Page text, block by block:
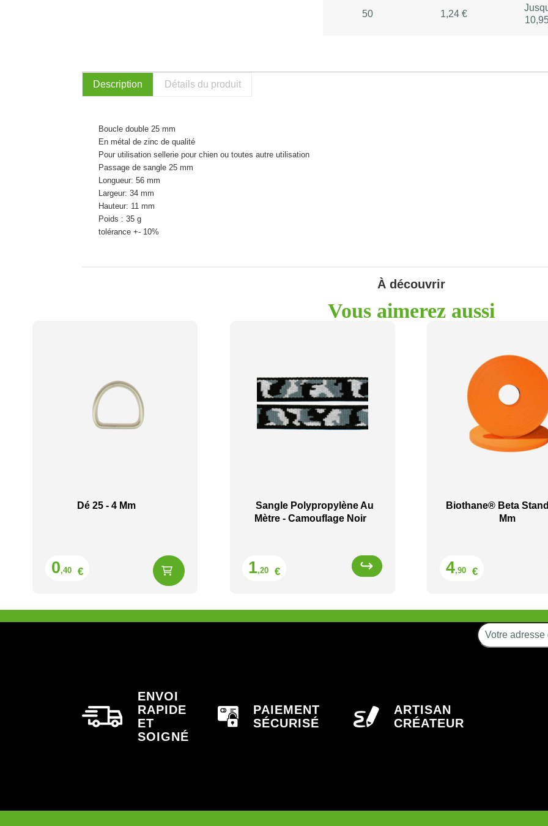
50 1,24 €
Description Détails du produit
Boucle double 25 mm
En métal de zinc de qualité
Pour utilisation sellerie pour chien ou toutes autre utilisation
Passage de sangle 25 mm
Longueur: 56 mm
Largeur: 34 mm
Hauteur: 11 mm
Poids : 35 g
tolérance +- 10%
À découvrir
Vous aimerez aussi
Dé 25 - 4 Mm
0,40 €
Sangle Polypropylène Au
Mètre - Camouflage Noir
1,20 €
Biothane® Beta
Mm
4,90 €
ENVOI
RAPIDE
ET
SOIGNÉ
PAIEMENT
SÉCURISÉ
ARTISAN
CRÉATEUR